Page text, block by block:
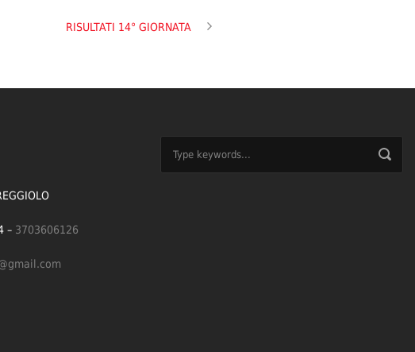
RISULTATI 14° GIORNATA
– 3703606126